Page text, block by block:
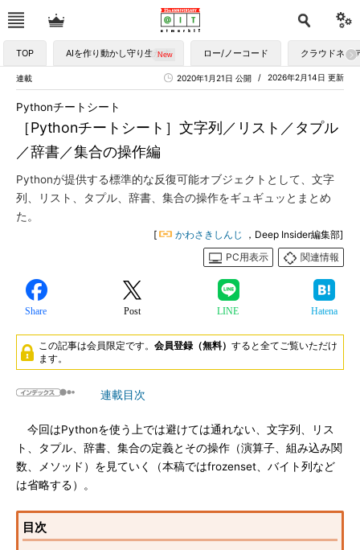
TOP AIを作り動かし守り生かす ロー/ノーコード クラウドネイ
連載 2026年2月14日 更新
2020年1月21日 公開
［Pythonチートシート］文字列／リスト／タプル
／辞書／集合の操作編
Pythonチートシート
Pythonが提供する標準的な反復可能オブジェクトとして、文字
列、リスト、タプル、辞書、集合の操作をギュギュッとまとめ
た。
[ かわさきしんじ
，Deep Insider編集部]
PC用表示
関連情報
Share Post LINE Hatena
この記事は会員限定です。 会員登録（無料） すると全てご覧いただけ
ます。
連載目次
今回はPythonを使う上では避けては通れない、文字列、リス
ト、タプル、辞書、集合の定義とその操作（演算子、組み込み関
数、メソッド）を見ていく（本稿ではfrozenset、バイト列など
は省略する）。
目次